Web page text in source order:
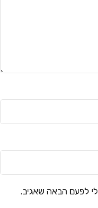
לפעם הבאה שאגיב.